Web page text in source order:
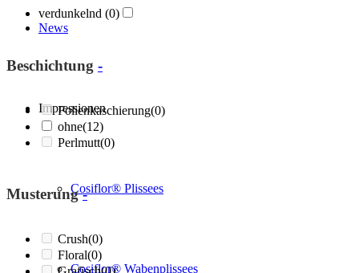
News
Impressionen
Cosiflor® Plissees
Cosiflor® Wabenplissees
verdunkelnd (0)
Beschichtung -
Folienkaschierung(0)
ohne(12)
Perlmutt(0)
Musterung-
Crush(0)
Floral(0)